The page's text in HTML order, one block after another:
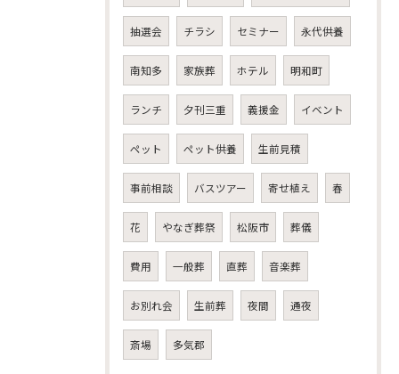
抽選会 チラシ セミナー 永代供養
南知多 家族葬 ホテル 明和町
ランチ 夕刊三重 義援金 イベント
ペット ペット供養 生前見積
事前相談 バスツアー 寄せ植え 春
花 やなぎ葬祭 松阪市 葬儀
費用 一般葬 直葬 音楽葬
お別れ会 生前葬 夜間 通夜
斎場 多気郡